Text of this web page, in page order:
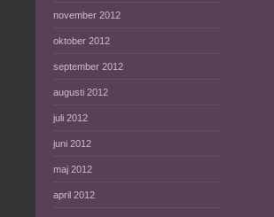
november 2012
oktober 2012
september 2012
augusti 2012
juli 2012
juni 2012
maj 2012
april 2012